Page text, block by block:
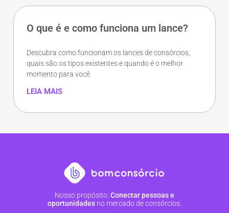
O que é e como funciona um lance?
Descubra como funcionam os lances de consórcios,
quais são os tipos existentes e quando é o melhor
momento para você
LEIA MAIS
Nosso propósito: Conectar pessoas e
oportunidades no mercado de consórcios.